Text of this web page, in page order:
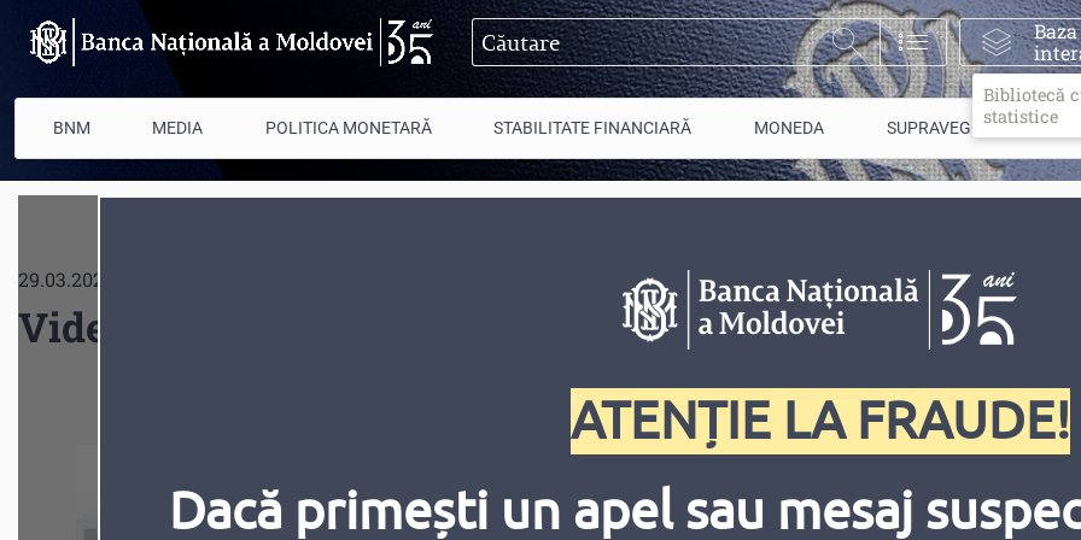
Mergi la conţinutul principal
BNM MEDIA POLITICA MONETARĂ STABILITATE FINANCIARĂ MONEDA SUPRAVEGHERE
ATENȚIE LA FRAUDE!
Dacă primești un apel sau mesaj
29.03.2021
Videografice
Bibliotecă
statistice